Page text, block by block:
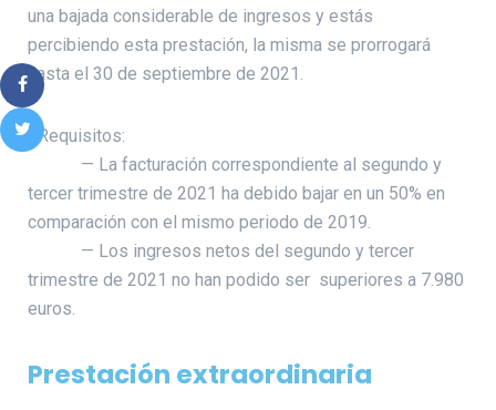
una bajada considerable de ingresos y estás
percibiendo esta prestación, la misma se prorrogará
hasta el 30 de septiembre de 2021.
• Requisitos:
— La facturación correspondiente al segundo y
tercer trimestre de 2021 ha debido bajar en un 50% en
comparación con el mismo periodo de 2019.
— Los ingresos netos del segundo y tercer
trimestre de 2021 no han podido ser superiores a 7.980
euros.
Prestación extraordinaria